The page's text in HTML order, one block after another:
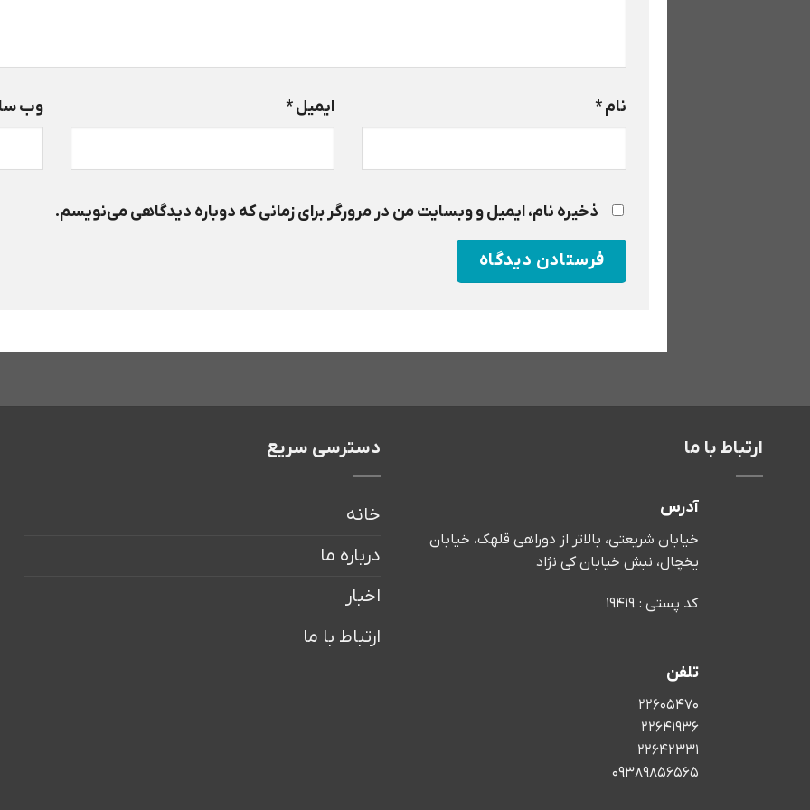
نام* ایمیل* وب‌
ذخیره نام، ایمیل و وبسایت من در مرورگر برای زمانی که دوباره دیدگاهی می‌نویسم.
ارتباط با ما
آدرس
خیابان شریعتی، بالاتر از دوراهی قلهک، خیابان
یخچال، نبش خیابان کی نژاد
کد پستی : 19419
تلفن
22605470
22641936
22642331
09389856565
دسترسی سریع
خانه
درباره ما
اخبار
ارتباط با ما